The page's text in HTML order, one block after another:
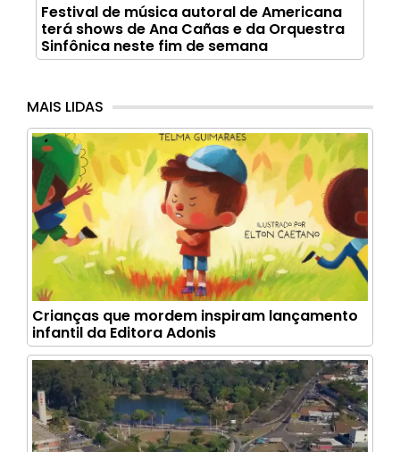
Festival de música autoral de Americana
terá shows de Ana Cañas e da Orquestra
Sinfônica neste fim de semana
MAIS LIDAS
Crianças que mordem inspiram lançamento
infantil da Editora Adonis